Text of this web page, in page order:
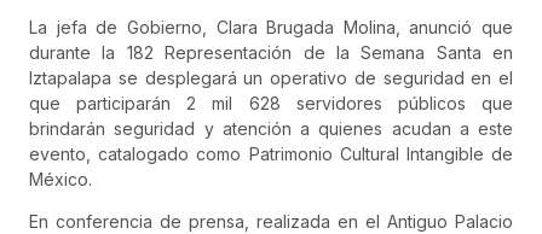
La jefa de Gobierno, Clara Brugada Molina, anunció que
durante la 182 Representación de la Semana Santa en
Iztapalapa se desplegará un operativo de seguridad en el
que participarán 2 mil 628 servidores públicos que
brindarán seguridad y atención a quienes acudan a este
evento, catalogado como Patrimonio Cultural Intangible de
México.
En conferencia de prensa, realizada en el Antiguo Palacio